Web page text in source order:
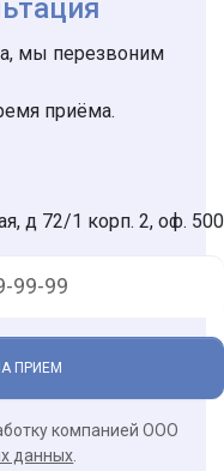
мы перезвоним
приёма.
д 72/1 корп. 2, оф. 500
ПРИЕМ
компанией ООО
данных